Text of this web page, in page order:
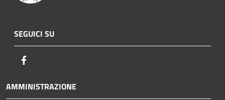
SEGUICI SU
AMMINISTRAZIONE